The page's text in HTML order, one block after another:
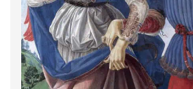
پیر آگوست رنوآر